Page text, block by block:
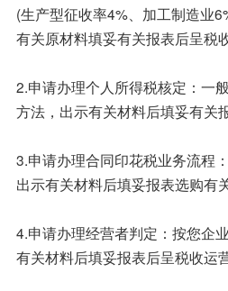
(生产型征收率4%、加工制造业
有关原材料填妥有关报表后呈税
2.申请办理个人所得税核定：一
方法，出示有关材料后填妥有关
3.申请办理合同印花税业务流程
出示有关材料后填妥报表选购有
4.申请办理经营者判定：按您企
有关材料后填妥报表后呈税收运